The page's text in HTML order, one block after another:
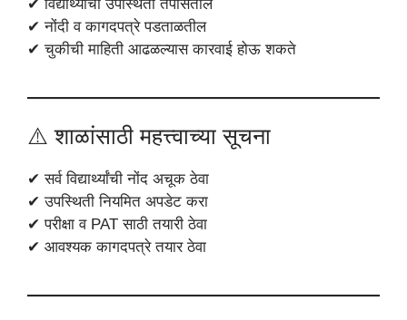
✔ विद्यार्थ्यांची उपस्थिती तपासतील
✔ नोंदी व कागदपत्रे पडताळतील
✔ चुकीची माहिती आढळल्यास कारवाई होऊ शकते
⚠️ शाळांसाठी महत्त्वाच्या सूचना
✔ सर्व विद्यार्थ्यांची नोंद अचूक ठेवा
✔ उपस्थिती नियमित अपडेट करा
✔ परीक्षा व PAT साठी तयारी ठेवा
✔ आवश्यक कागदपत्रे तयार ठेवा